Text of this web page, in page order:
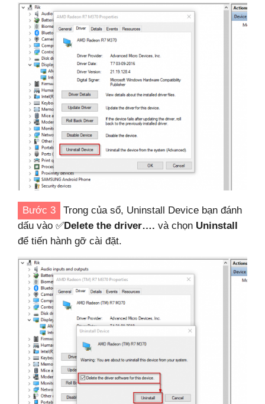
Bước 3
Trong của sổ, Uninstall Device bạn đánh
dấu vào ✅Delete the driver…. và chọn Uninstall
để tiến hành gỡ cài đặt.